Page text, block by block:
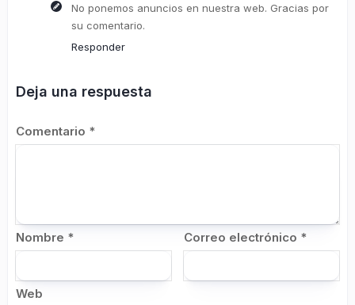
No ponemos anuncios en nuestra web. Gracias por
su comentario.
Responder
Deja una respuesta
Comentario *
Nombre * Correo electrónico *
Web